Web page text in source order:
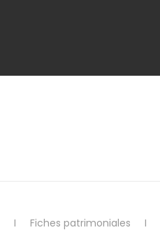
Fiches patrimoniales